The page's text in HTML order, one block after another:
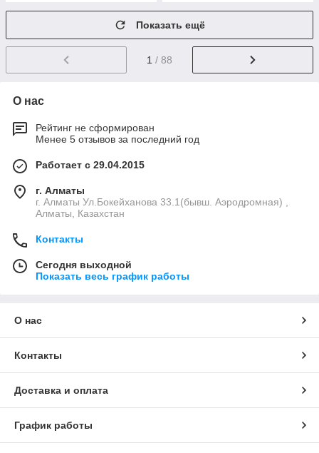
Показать ещё
1 / 88
О нас
Рейтинг не сформирован
Менее 5 отзывов за последний год
Работает с 29.04.2015
г. Алматы
г. Алматы Ул.Бокейханова 33.1(бывш. Аэродромная) ,
Алматы, Казахстан
Контакты
Сегодня выходной
Показать весь график работы
О нас
Контакты
Доставка и оплата
График работы